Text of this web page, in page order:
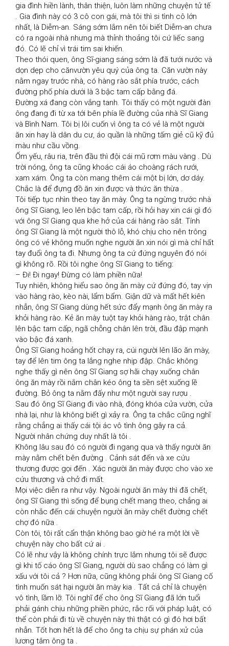
gia đình hiền lành, thân thiện, luôn làm những chuyện tử tế
. Gia đình này có 3 cô con gái, mà tôi thì si tình cô lớn
nhất, là Diễm-an. Sáng sớm lắm nên tôi biết Diễm-an chưa
có ra ngoài nhà nhưng mà thỉnh thoảng tôi cứ liếc sang
đó. Có lẽ chỉ vì trái tim sai khiến.
Theo thói quen, ông Sĩ-giang sáng sớm là đã tưới nước và
dọn dẹp cho cănvườn yêu quý của ông ta. Căn vườn này
nằm ngay trước nhà, có hàng rào sắt phía trước, cách
đường phố phía dưới là 3 bậc tam cấp bằng đá.
Đường xá đang còn vắng tanh. Tôi thấy có một người đàn
ông đang đi từ xa tới bên phía lề đường của nhà Sĩ Giang
và Bình Nam. Tôi bị lôi cuốn vì ông ta có vẻ là một người
ăn xin hay là dân du cư, áo quần là những tấm giẻ cũ kỹ đủ
màu như cầu vồng.
Ốm yếu, râu ria, trên đầu thì đội cái mũ rơm màu vàng . Dù
trời nóng, ông ta cũng khoác cái áo choàng rách rưới,
xam xám. Ông ta còn mang thêm cái một bị lớn, dơ dáy.
Chắc là để đựng đồ ăn xin được và thức ăn thừa .
Tôi tiếp tục nhìn theo tay ăn mày. Ông ta ngừng trước nhà
ông Sĩ Giang, leo lên bậc tam cấp, rồi hỏi hay xin cái gì đó
với ông Sĩ Giang qua khe hở của cái hàng rào sắt. Tính
ông Sĩ Giang là một người thô lỗ, khó chịu cho nên trông
ông có vẻ không muốn nghe người ăn xin nói gì mà chỉ hất
tay đuổi ông ta đi. Nhưng ông ta cứ đứng nguyên đó nói
gì không rõ. Rồi tôi nghe ông Sĩ Giang to tiếng:
– Đi! Đi ngay! Đừng có làm phiền nữa!
Tuy nhiên, không hiểu sao ông ăn mày cứ đứng đó, tay vịn
vào hàng rào, kèo nài, lẩm bẩm. Giận dữ và mất hết kiên
nhẫn, ông Sĩ Giang dùng hết sức đẩy mạnh ông ăn mày ra
khỏi hàng rào. Kẻ ăn mày tuột tay khỏi hàng rào, trật chân
lên bậc tam cấp, ngã chỗng chân lên trời, đầu đập mạnh
vào bậc đá xanh.
Ông Sĩ Giang hoảng hốt chạy ra, cúi người lên lão ăn mày,
tay để lên tim ông ta lắng nghe nhịp đập. Chắc không
nghe thấy gì nên ông Sĩ Giang sợ hãi chạy xuống chân
ông ăn mày rồi nắm chân kéo ông ta sền sệt xuống lề
đường. Bỏ ông ta nằm đấy như một người say rượu .
Sau đó ông Sĩ Giang đi vào nhà, đóng khóa cửa vườn, cửa
nhà lại, như là không biết gì xảy ra. Ông ta chắc cũng nghĩ
rằng chẳng ai thấy cái tội ác vô tình ông gây ra cả.
Người nhân chứng duy nhất là tôi .
Không lâu sau đó có người đi ngang qua và thấy người ăn
mày nằm chết bên đường . Cảnh sát đến và xe cứu
thương được gọi đến . Xác người ăn mày được cho vào xe
cứu thương và chở đi mất.
Mọi việc diễn ra như vậy. Ngoài người ăn mày thì đã chết,
ông Sĩ Giang thì sống để bụng chết mang theo, chẳng ai
còn nhắc đến cái chuyện người ăn mày chết đường chết
chợ đó nữa .
Còn tôi, tôi rất cẩn thận không bao giờ hé ra một lời về
chuyện này cho bất cứ ai .
Có lẽ như vậy là không chính trực lắm nhưng tôi sẽ được
gì khi tố cáo ông Sĩ Giang, người dù sao chẳng có làm gì
xấu với tôi cả ? Hơn nữa, cũng không phải ông Sĩ Giang cố
tình muốn sát hại người ăn mày kia . Tất cả chỉ là chuyện
vô tình, lầm lỡ. Tôi nghĩ để cho ông Sĩ Giang đã lớn tuổi
phải gánh chịu những phiền phức, rắc rối với pháp luật, có
thể còn phải đi tù về chuyện này thì thật có gì đó hơi bất
nhẫn. Tốt hơn hết là để cho ông ta chịu sự phán xử của
lương tâm ông ta .